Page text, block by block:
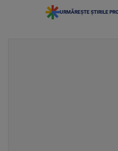
URMĂREȘTE ȘTIRILE